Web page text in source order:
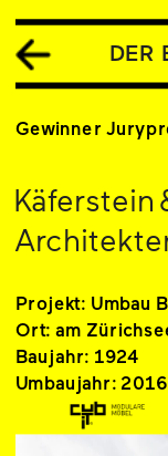
DER
Gewinner
Käferstein
Projekt: Umbau
Ort: am
Baujahr: 1924
Umbaujahr: 2016